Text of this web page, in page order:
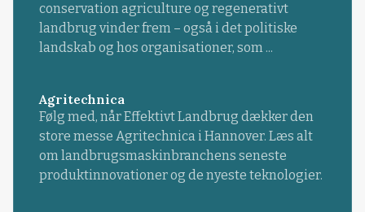
conservation agriculture og regenerativt
landbrug vinder frem – også i det politiske
landskab og hos organisationer, som ...
Agritechnica
Følg med, når Effektivt Landbrug dækker den
store messe Agritechnica i Hannover. Læs alt
om landbrugsmaskinbranchens seneste
produktinnovationer og de nyeste teknologier.